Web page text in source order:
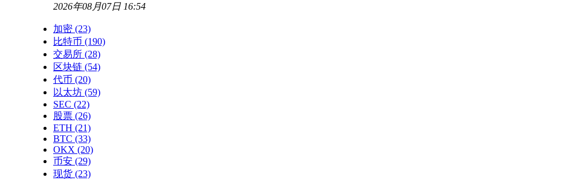
2026年08月07日 16:54
加密 (23)
比特币 (190)
交易所 (28)
区块链 (54)
代币 (20)
以太坊 (59)
SEC (22)
股票 (26)
ETH (21)
BTC (33)
OKX (20)
币安 (29)
现货 (23)